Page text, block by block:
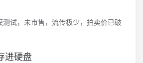
试，未市售，流传极少，拍卖价已破
进硬盘